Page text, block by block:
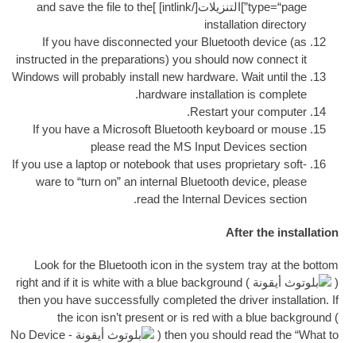
]التنزيلات[/intlink
] ]
and save the file to the
If you have dis­con­nec­ted your Bluetooth
instruc­ted in the pre­par­a­tions)you should
Win­dows will prob­ably install new hard­ware
hard­ware install­a­tion
.
Restart
.
If you have a Microsoft Bluetooth
please read the MS Input
If you use a laptop or note­book that uses
ware to “turn on” an intern­al Bluetooth
read the Intern­al
.
Look for the Bluetooth icon in the sys­tem
right and if it is white with a blue back­ground
then you have suc­cess­fully com­pleted the
the icon isn’t present or is red with a
)then you should